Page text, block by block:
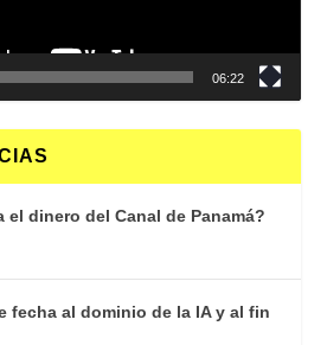
06:22
el dinero del Canal de Panamá?
fecha al dominio de la IA y al fin